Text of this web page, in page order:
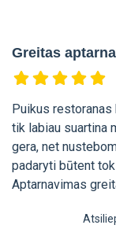
Greitas
Puikus
tik labiau suartina
gera, net
padaryti būtent
Aptarnavimas